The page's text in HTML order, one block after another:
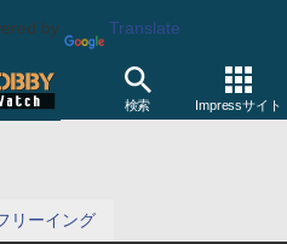
by Translate
検索 Impressサイト
リーイング